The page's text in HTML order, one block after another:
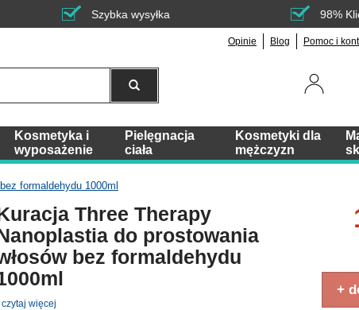
Szybka wysyłka 98%
Opinie Blog Pomoc i
Kosmetyka i
wyposażenie
Pielęgnacja
ciała
Kosmetyki dla
mężczyzn
formaldehydu 1000ml
Three Therapy
do prostowania
bez formaldehydu
czytaj więcej
+